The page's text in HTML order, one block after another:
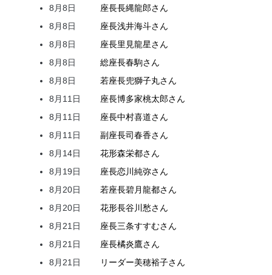
8月8日
座長長縄龍郎さん
8月8日
座長浅井海斗さん
8月8日
座長里見龍星さん
8月8日
総座長春駒さん
8月8日
若座長兜獅子丸さん
8月11日
座長博多家桃太郎さん
8月11日
座長中村喜道さん
8月11日
副座長司春香さん
8月14日
花形森栄都さん
8月19日
座長恋川純弥さん
8月20日
若座長碧月龍都さん
8月20日
花形長谷川愁さん
8月21日
座長三条すすむさん
8月21日
座長橘炎鷹さん
8月21日
リーダー美穂裕子さん